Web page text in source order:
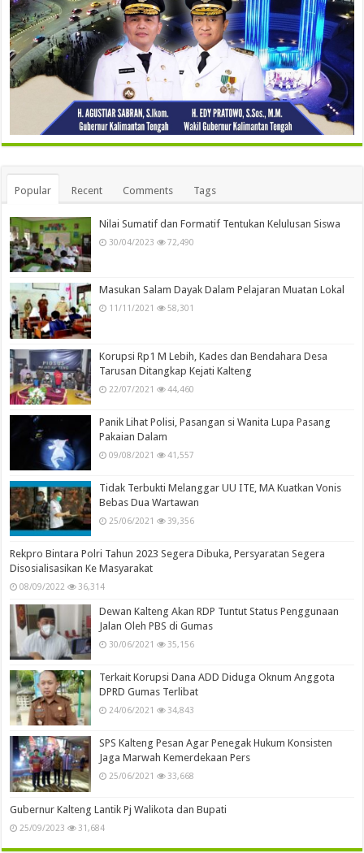
Popular Recent Comments Tags
Nilai Sumatif dan Formatif Tentukan Kelulusan Siswa
30/04/2023 72,490
Masukan Salam Dayak Dalam Pelajaran Muatan Lokal
11/11/2021 58,301
Korupsi Rp1 M Lebih, Kades dan Bendahara Desa
Tarusan Ditangkap Kejati Kalteng
22/07/2021 44,460
Panik Lihat Polisi, Pasangan si Wanita Lupa Pasang
Pakaian Dalam
09/08/2021 41,557
Tidak Terbukti Melanggar UU ITE, MA Kuatkan Vonis
Bebas Dua Wartawan
25/06/2021 39,356
Rekpro Bintara Polri Tahun 2023 Segera Dibuka, Persyaratan Segera
Disosialisasikan Ke Masyarakat
08/09/2022 36,314
Dewan Kalteng Akan RDP Tuntut Status Penggunaan
Jalan Oleh PBS di Gumas
30/06/2021 35,156
Terkait Korupsi Dana ADD Diduga Oknum Anggota
DPRD Gumas Terlibat
24/06/2021 34,843
SPS Kalteng Pesan Agar Penegak Hukum Konsisten
Jaga Marwah Kemerdekaan Pers
25/06/2021 33,668
Gubernur Kalteng Lantik Pj Walikota dan Bupati
25/09/2023 31,684